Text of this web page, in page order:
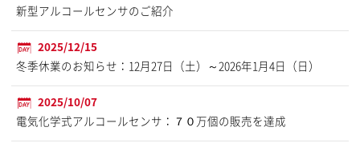
新型アルコールセンサのご紹介
2025/12/15
冬季休業のお知らせ：12月27日（土）～2026年1月4日（日）
2025/10/07
電気化学式アルコールセンサ：７０万個の販売を達成